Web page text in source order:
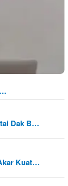
Dak B…
Kuat…